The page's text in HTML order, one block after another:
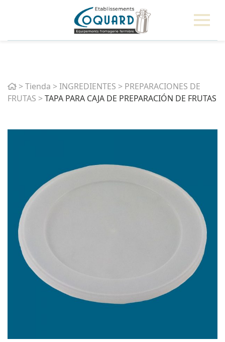
Home
>Tienda >INGREDIENTES > PREPARACIONES DE
FRUTAS >TAPA PARA CAJA DE PREPARACIÓN DE FRUTAS